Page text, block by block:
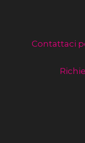
Contattaci